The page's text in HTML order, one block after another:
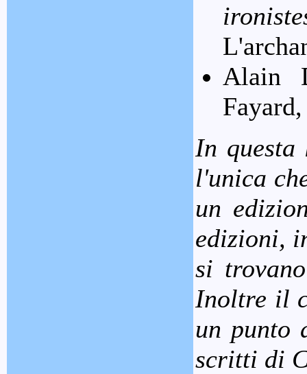
Alain
In
l'unica
un
edizioni,
si
Inoltre il
un punto
scritti di